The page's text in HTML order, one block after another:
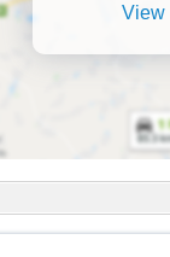
View